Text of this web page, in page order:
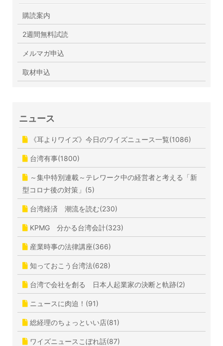
購読案内
2週間無料試読
メルマガ申込
取材申込
ニュース
《耳よりワイズ》今日のワイズニュース一覧(1086)
台湾有事(1800)
～集中特別連載～テレワーク中の経営者と考える「新
型コロナ後の対策」(5)
台湾経済 潮流を読む(230)
KPMG 分かる台湾会計(323)
産業時事の法律講座(366)
知っておこう台湾法(628)
台湾で会社を創る 日本人起業家の決断と軌跡(2)
ニュースに肉迫！(91)
総経理のちょっといい店(81)
ワイズニュースこぼれ話(87)